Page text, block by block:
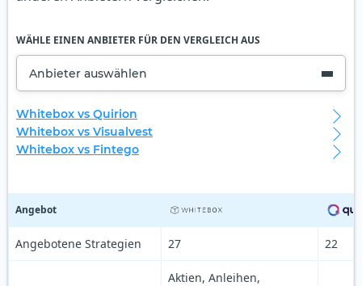
WÄHLE EINEN ANBIETER FÜR DEN VERGLEICH AUS
Anbieter auswählen
Whitebox vs Quirion
Whitebox vs Visualvest
Whitebox vs Fintego
Angebot
Angebotene Strategien 27 22
Aktien, Anleihen,